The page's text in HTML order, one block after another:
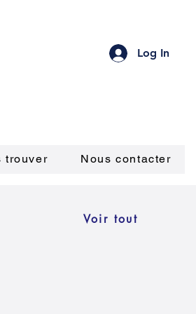
Log In
trouver Nous contacter
Voir tout